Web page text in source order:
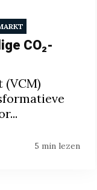
CO₂-
(VCM)
5 min lezen